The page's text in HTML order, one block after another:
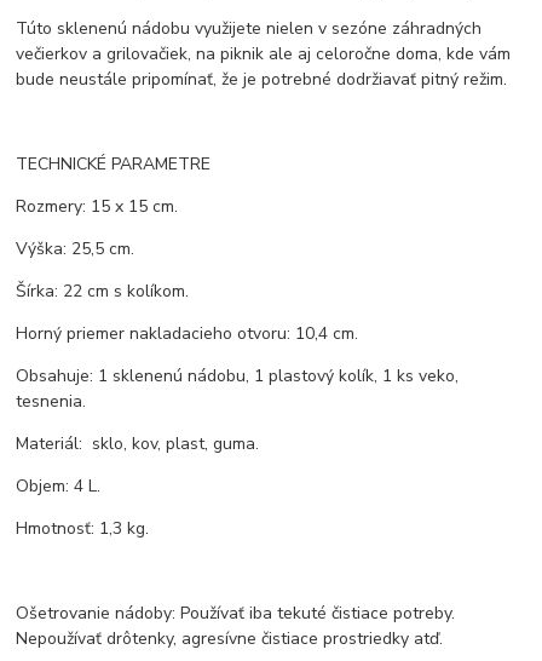
Túto sklenenú nádobu využijete nielen v sezóne záhradných
večierkov a grilovačiek, na piknik ale aj celoročne doma, kde vám
bude neustále pripomínať, že je potrebné dodržiavať pitný režim.
TECHNICKÉ PARAMETRE
Rozmery: 15 x 15 cm.
Výška: 25,5 cm.
Šírka: 22 cm s kolíkom.
Horný priemer nakladacieho otvoru: 10,4 cm.
Obsahuje: 1 sklenenú nádobu, 1 plastový kolík, 1 ks veko,
tesnenia.
Materiál: sklo, kov, plast, guma.
Objem: 4 L.
Hmotnosť: 1,3 kg.
Ošetrovanie nádoby: Používať iba tekuté čistiace potreby.
Nepoužívať drôtenky, agresívne čistiace prostriedky atď.